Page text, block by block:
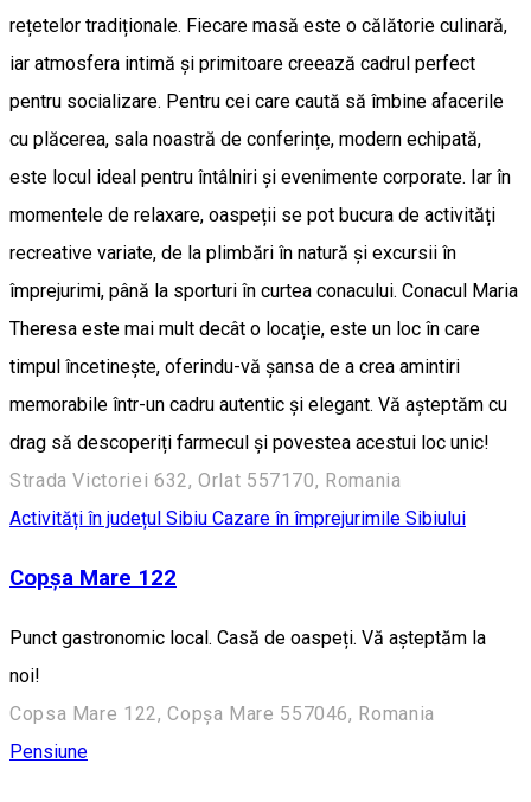
rețetelor tradiționale. Fiecare masă este o călătorie culinară,
iar atmosfera intimă și primitoare creează cadrul perfect
pentru socializare. Pentru cei care caută să îmbine afacerile
cu plăcerea, sala noastră de conferințe, modern echipată,
este locul ideal pentru întâlniri și evenimente corporate. Iar în
momentele de relaxare, oaspeții se pot bucura de activități
recreative variate, de la plimbări în natură și excursii în
împrejurimi, până la sporturi în curtea conacului. Conacul Maria
Theresa este mai mult decât o locație, este un loc în care
timpul încetinește, oferindu-vă șansa de a crea amintiri
memorabile într-un cadru autentic și elegant. Vă așteptăm cu
drag să descoperiți farmecul și povestea acestui loc unic!
Strada Victoriei 632, Orlat 557170, Romania
Activități în județul Sibiu Cazare în împrejurimile Sibiului
Copșa Mare 122
Punct gastronomic local. Casă de oaspeți. Vă așteptăm la
noi!
Copsa Mare 122, Copșa Mare 557046, Romania
Pensiune